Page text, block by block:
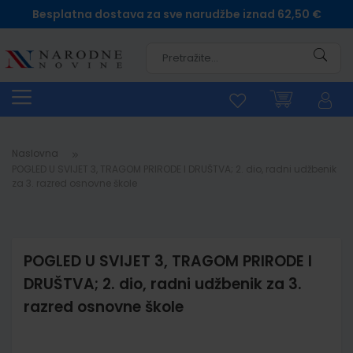
Besplatna dostava za sve narudžbe iznad 62,50 €
Naslovna
POGLED U SVIJET 3, TRAGOM PRIRODE I
DRUŠTVA; 2. dio, radni udžbenik za 3.
razred osnovne škole